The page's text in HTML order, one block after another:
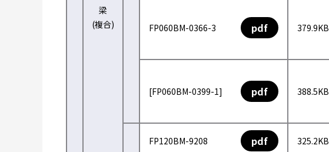
梁
(複合)
FP060BM-0366-3 pdf 379.9KB
[FP060BM-0399-1] pdf 388.5KB
FP120BM-9208 pdf 325.2KB